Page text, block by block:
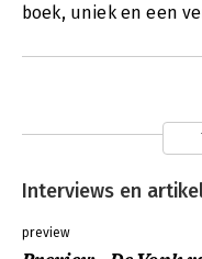
boek, uniek en een
Interviews en
preview